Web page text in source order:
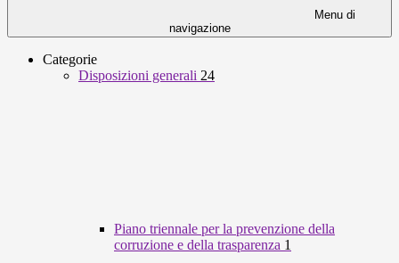
Menu di
navigazione
Categorie
Disposizioni generali 24
Piano triennale per la prevenzione della
corruzione e della trasparenza 1